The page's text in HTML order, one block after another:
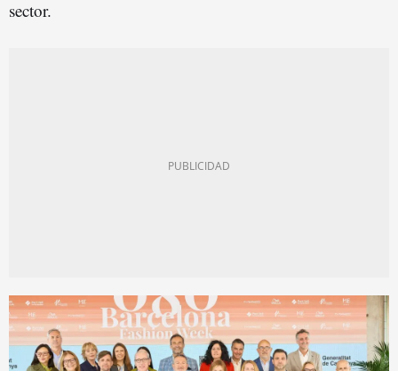
sector.